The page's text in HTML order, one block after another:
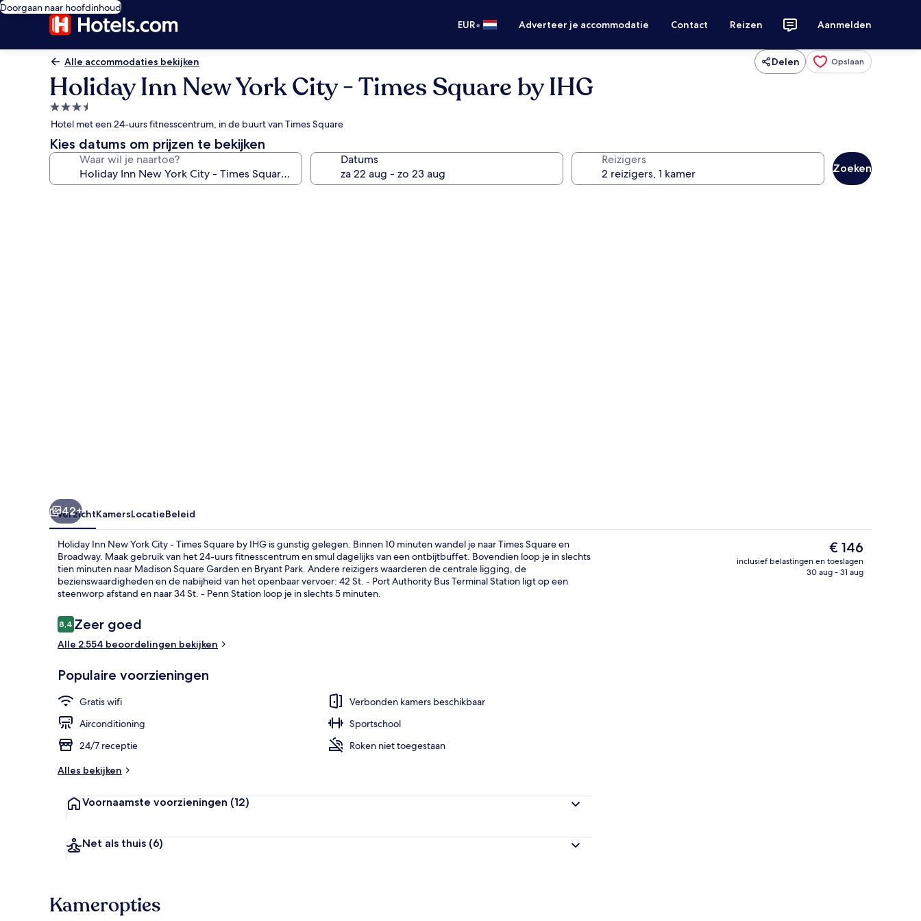
Doorgaan naar hoofdinhoud
EUR• Adverteer je accommodatie Contact Reizen Aanmelden
Alle accommodaties bekijken Delen Opslaan
Holiday Inn New York City - Times Square by IHG
3.5-
sterrenaccommodatie
Hotel met een 24-uurs fitnesscentrum, in de buurt van Times Square
Kies datums om prijzen te bekijken
Waar wil je naartoe? Datums Reizigers
Zoeken
Exterieur
42+
OverzichtKamersLocatieBeleid
Holiday Inn New York City - Times Square by IHG is gunstig gelegen. Binnen 10 minuten wandel je naar Times Square en
Broadway. Maak gebruik van het 24-uurs fitnesscentrum en smul dagelijks van een ontbijtbuffet. Bovendien loop je in slechts
tien minuten naar Madison Square Garden en Bryant Park. Andere reizigers waarderen de centrale ligging, de
bezienswaardigheden en de nabijheid van het openbaar vervoer: 42 St. - Port Authority Bus Terminal Station ligt op een
steenworp afstand en naar 34 St. - Penn Station loop je in slechts 5 minuten.
Beoordelingen
8,48,4 op 10 –
Zeer goed
Alle 2.554 beoordelingen bekijken
Populaire voorzieningen
Gratis wifi
Verbonden kamers beschikbaar
Airconditioning
Sportschool
24/7 receptie
Roken niet toegestaan
Alles bekijken
Voornaamste voorzieningen (12)
Net als thuis (6)
De
huidige
prijs
€ 146
inclusief belastingen en toeslagen
30 aug - 31 aug
Kameropties